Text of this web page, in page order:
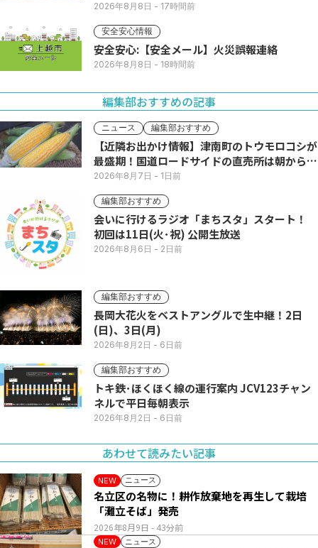
2026年8月8日 - 17時間前
安全安心情報
安全安心:【安全メール】火災誤報連絡
2026年8月8日 - 18時間前
編集部おすすめの記事
ニュース 編集部おすすめ
【近隣お出かけ情報】津南町のトウモロコシが
最盛期！国道ロードサイドの直売所は朝から長
い列
2026年8月7日 - 1日前
編集部おすすめ
会いに行けるラジオ「まちスタ」スタート！
初回は11日(火･祝) 公開生放送
2026年8月6日 - 2日前
編集部おすすめ
長岡大花火をベストアングルで生中継！2日
(日)、3日(月)
2026年8月2日 - 6日前
編集部おすすめ
トキ鉄･ほくほく線の運行案内 JCV123チャン
ネルで平日毎朝表示
2026年8月2日 - 6日前
あわせて読みたい記事
NEW ニュース
2026年8月9日 - 43分前
名立区の名物に！耕作放棄地を再生して栽培
「灘立そば」発売
NEW ニュース